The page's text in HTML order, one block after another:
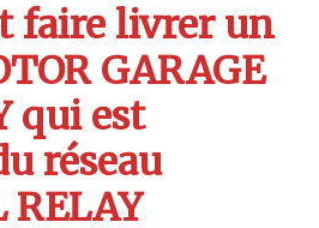
faire livrer un
GARAGE
qui est
réseau
RELAY